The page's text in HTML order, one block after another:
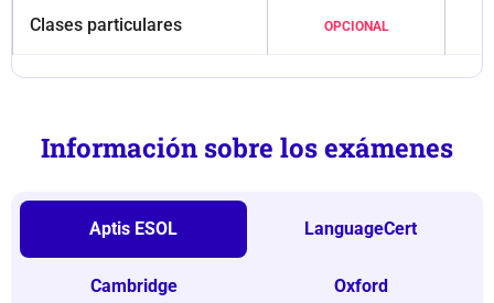
Clases particulares OPCIONAL
Información sobre los exámenes
Aptis ESOL LanguageCert
Cambridge Oxford